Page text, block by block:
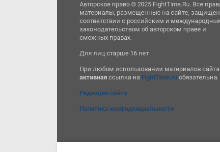
Авторское право © 2025 FightTime.Ru. Все
материалы, размещенные на сайте,
соответствии с российским и
законодательством об авторском праве и
смежных правах.
Для лиц старше 16 лет
При любом использовании материалов сайта
активная ссылка на FightTime.ru обязательна.
Редакция сайта
Политика конфиденциальности